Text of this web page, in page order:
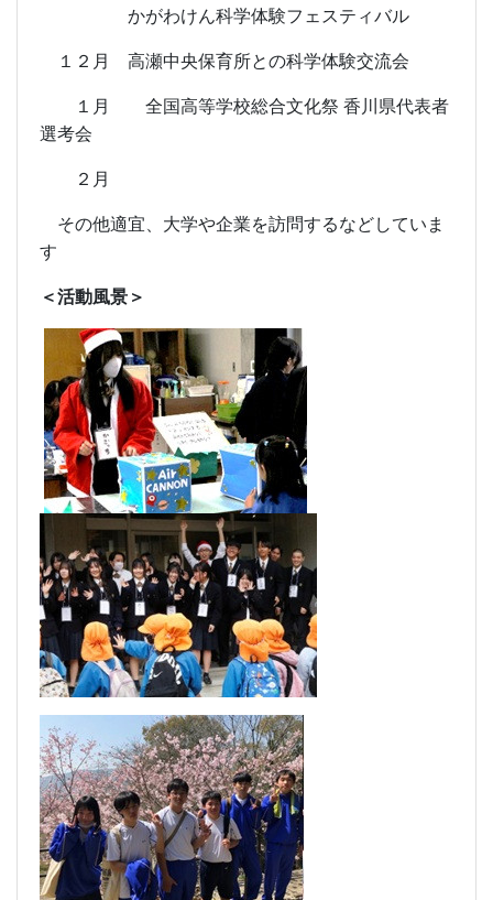
かがわけん科学体験フェスティバル
１２月 高瀬中央保育所との科学体験交流会
１月 全国高等学校総合文化祭 香川県代表者
選考会
２月
その他適宜、大学や企業を訪問するなどしていま
す
＜活動風景＞